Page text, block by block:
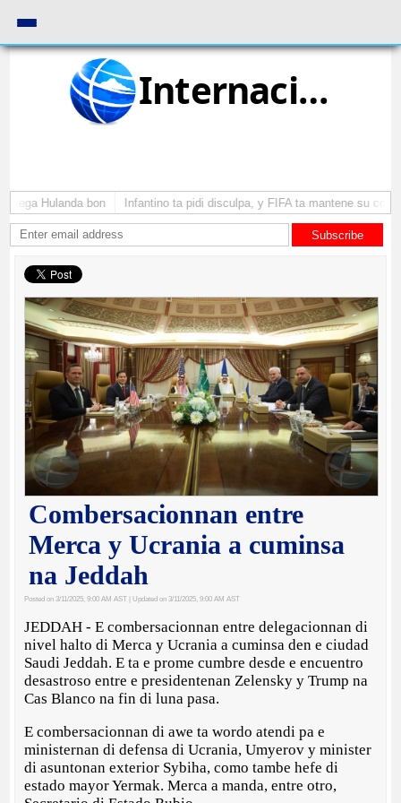
Internacional
yega Hulanda bon Infantino ta pidi disculpa, y FIFA ta mantene su como
Subscribe
Combersacionnan entre
Merca y Ucrania a cuminsa
na Jeddah
Posted on 3/11/2025, 9:00 AM AST | Updated on 3/11/2025, 9:00 AM AST
JEDDAH - E combersacionnan entre delegacionnan di
nivel halto di Merca y Ucrania a cuminsa den e ciudad
Saudi Jeddah. E ta e prome cumbre desde e encuentro
desastroso entre e presidentenan Zelensky y Trump na
Cas Blanco na fin di luna pasa.
E combersacionnan di awe ta wordo atendi pa e
ministernan di defensa di Ucrania, Umyerov y minister
di asuntonan exterior Sybiha, como tambe hefe di
estado mayor Yermak. Merca a manda, entre otro,